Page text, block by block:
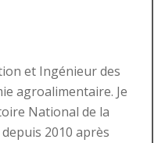
et Ingénieur des
agroalimentaire. Je
National de la
2010 après